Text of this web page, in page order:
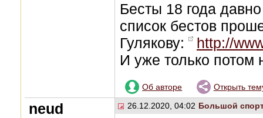
Бесты 18 года
список бестов
Гулякову:
http://
И уже только потом
Об авторе Открыть
neud 26.12.2020, 04:02 Большой